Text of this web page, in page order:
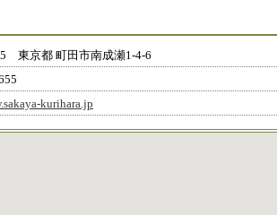
東京都 町田市南成瀬1-4-6
kurihara.jp